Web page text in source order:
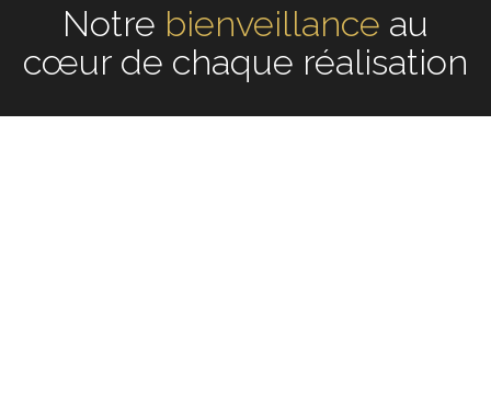
Notreécouteau cœur de
chaque réalisation